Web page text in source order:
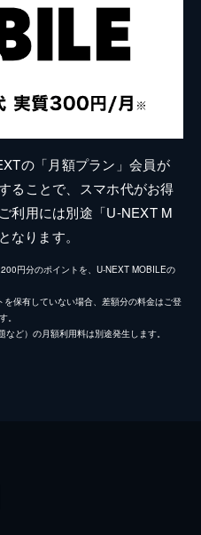
の「月額プラン」会員が
ることで、スマホ代がお得
利用には別途「U-NEXT M
ります。
円分のポイントを、U-NEXT MOBILEの
保有していない場合、差額分の料金はご登
。
ど）の月額利用料は別途発生します。